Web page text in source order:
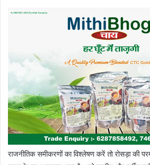
राजनीतिक समीकरणों का विश्लेषण करें तो रोसड़ा की